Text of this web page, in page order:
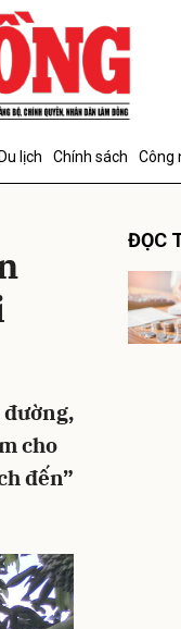
Du lịch Chính sách Công
cho
đến”
ĐỌC